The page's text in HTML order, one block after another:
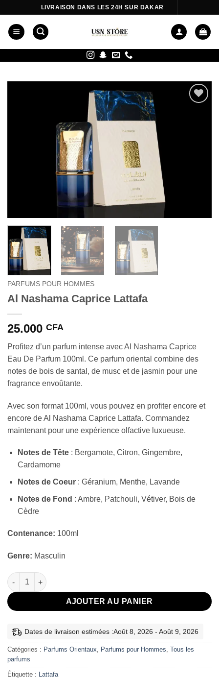
contenu
LIVRAISON DANS LES 24H SUR DAKAR
PARFUMS POUR HOMMES
Al Nashama Caprice Lattafa
25.000 CFA
Profitez d’un parfum intense avec Al Nashama Caprice
Eau De Parfum 100ml. Ce parfum oriental combine des
notes de bois de santal, de musc et de jasmin pour une
fragrance envoûtante.
Avec son format 100ml, vous pouvez en profiter encore et
encore de Al Nashama Caprice Lattafa. Commandez
maintenant pour une expérience olfactive luxueuse.
Notes de Tête: Bergamote, Citron, Gingembre,
Cardamome
Notes de Coeur: Géranium, Menthe, Lavande
Notes de Fond : Ambre, Patchouli, Vétiver, Bois de
Cèdre
Contenance: 100ml
Genre: Masculin
quantité de Al Nashama Caprice Lattafa
AJOUTER AU PANIER
Dates de livraison estimées :Août 8, 2026 - Août 9, 2026
Catégories : Parfums Orientaux, Parfums pour Hommes, Tous les
parfums
Étiquette : Lattafa